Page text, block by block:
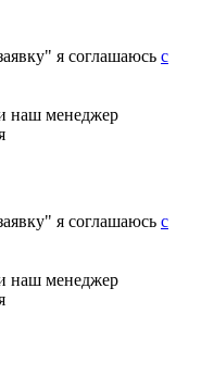
я соглашаюсь с
наш менеджер
я соглашаюсь с
наш менеджер